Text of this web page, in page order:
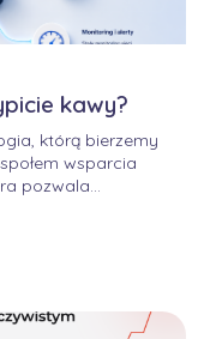
kawy?
którą bierzemy
wsparcia
pozwala